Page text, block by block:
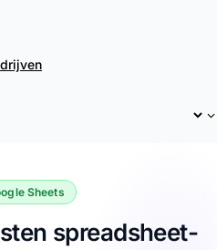
Sheets
spreadsheet-